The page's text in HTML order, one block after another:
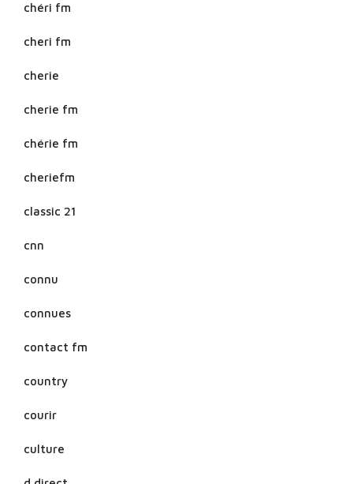
chéri fm
cheri fm
cherie
cherie fm
chérie fm
cheriefm
classic 21
cnn
connu
connues
contact fm
country
courir
culture